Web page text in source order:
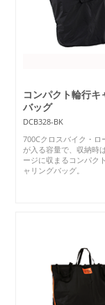
コンパクト輪行キ
バッグ
DCB328-BK
700Cクロスバイク・ロ
が入る容量で、収納時
ージに収まるコンパク
ャリングバッグ。